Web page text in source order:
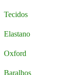
Tecidos
Elastano
Oxford
Baralhos